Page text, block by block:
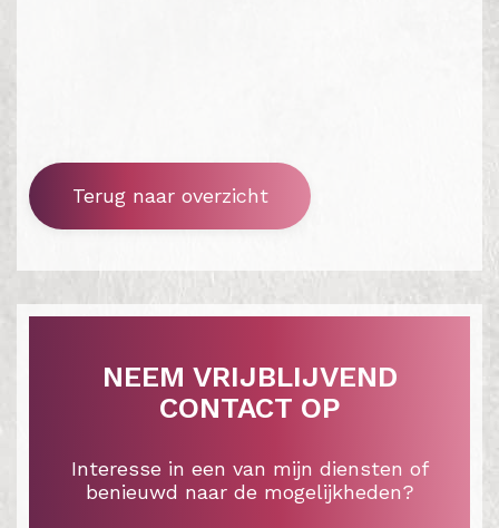
Terug naar overzicht
NEEM VRIJBLIJVEND
CONTACT OP
Interesse in een van mijn diensten of
benieuwd naar de mogelijkheden?